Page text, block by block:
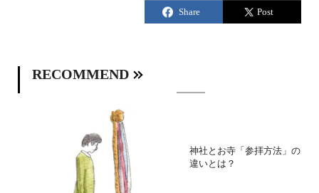
RECOMMEND
神社とお寺「参拝方法」の
違いとは？